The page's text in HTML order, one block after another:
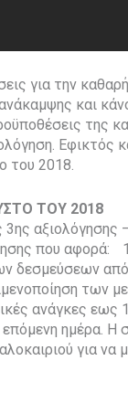
για την
και
της
Εφικτός
του 2018.
ΤΟΥ 2018
αξιολόγησης
που
δεσμεύσεων
των
ανάγκες
επόμενη ημέρα.
για